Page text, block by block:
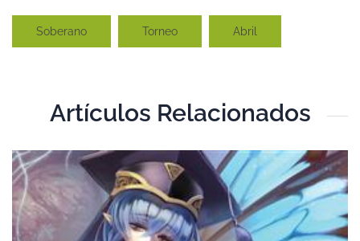
Soberano Torneo Abril
Artículos Relacionados